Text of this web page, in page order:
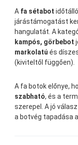
A fa sétabot
járástámogatást
hangulatát. A
kampós, görbebot
markolatú és
(kiviteltől függően).
A fa botok előnye,
szabható, és a
szerepel. A jó
a botvég tapadása